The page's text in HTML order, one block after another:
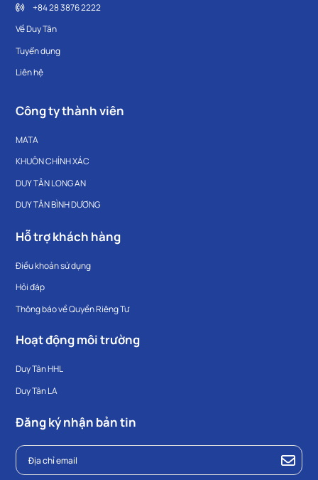
+84 28 3876 2222
Về Duy Tân
Tuyển dụng
Liên hệ
Công ty thành viên
MATA
KHUÔN CHÍNH XÁC
DUY TÂN LONG AN
DUY TÂN BÌNH DƯƠNG
Hỗ trợ khách hàng
Điều khoản sử dụng
Hỏi đáp
Thông báo về Quyền Riêng Tư
Hoạt động môi trường
Duy Tân HHL
Duy Tân LA
Đăng ký nhận bản tin